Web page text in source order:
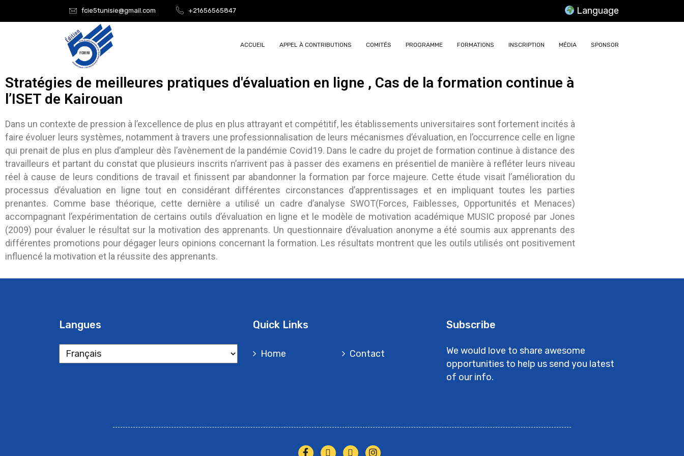
fcie5tunisie@gmail.com +21656565847 Language
ACCUEIL APPEL À CONTRIBUTIONS COMITÉS PROGRAMME FORMATIONS INSCRIPTION MÉDIA SPONSOR
Stratégies de meilleures pratiques d'évaluation en ligne , Cas de la formation continue à
l’ISET de Kairouan
Dans un contexte de pression à l’excellence de plus en plus attrayant et compétitif, les établissements universitaires sont fortement incités à
faire évoluer leurs systèmes, notamment à travers une professionnalisation de leurs mécanismes d’évaluation, en l’occurrence celle en ligne
qui prenait de plus en plus d’ampleur dès l’avènement de la pandémie Covid19. Dans le cadre du projet de formation continue à distance des
travailleurs et partant du constat que plusieurs inscrits n’arrivent pas à passer des examens en présentiel de manière à refléter leurs niveau
réel à cause de leurs conditions de travail et finissent par abandonner la formation par force majeure. Cette étude visait l’amélioration du
processus d’évaluation en ligne tout en considérant différentes circonstances d’apprentissages et en impliquant toutes les parties
prenantes. Comme base théorique, cette dernière a utilisé un cadre d’analyse SWOT(Forces, Faiblesses, Opportunités et Menaces)
accompagnant l’expérimentation de certains outils d’évaluation en ligne et le modèle de motivation académique MUSIC proposé par Jones
(2009) pour évaluer le résultat sur la motivation des apprenants. Un questionnaire d’évaluation anonyme a été soumis aux apprenants des
différentes promotions pour dégager leurs opinions concernant la formation. Les résultats montrent que les outils utilisés ont positivement
influencé la motivation et la réussite des apprenants.
Langues Quick Links
Home Contact
Subscribe
We would love to share awesome
opportunities to help us send you latest
of our info.